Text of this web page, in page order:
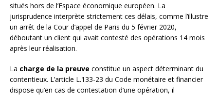
situés hors de l’Espace économique européen. La
jurisprudence interprète strictement ces délais, comme l’illustre
un arrêt de la Cour d’appel de Paris du 5 février 2020,
déboutant un client qui avait contesté des opérations 14 mois
après leur réalisation.
La charge de la preuve constitue un aspect déterminant du
contentieux. L’article L.133-23 du Code monétaire et financier
dispose qu’en cas de contestation d’une opération, il